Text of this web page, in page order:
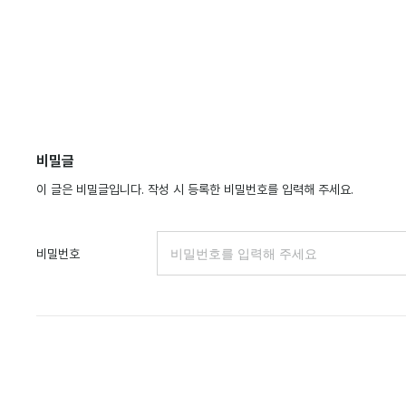
비밀글
이 글은 비밀글입니다. 작성 시 등록한 비밀번호를 입력해 주세요.
비밀번호